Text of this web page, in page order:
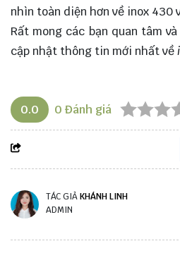
nhìn toàn diện hơn về inox 430
Rất mong các bạn quan tâm
cập nhật thông tin mới nhất về
0.0 0 Đánh giá
TÁC GIẢKHÁNH LINH
ADMIN